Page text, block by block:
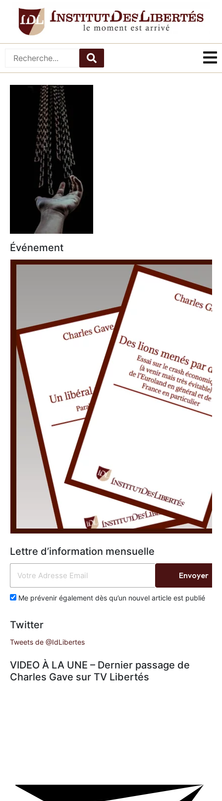
Événement
Lettre d’information mensuelle
Me prévenir également dès qu’un nouvel article est publié
Envoyer
Twitter
Tweets de @IdLibertes
VIDEO À LA UNE – Dernier passage de
Charles Gave sur TV Libertés